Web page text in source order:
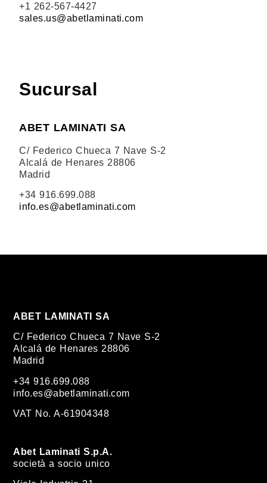
+1 262-567-4427
sales.us@abetlaminati.com
Sucursal
ABET LAMINATI SA
C/ Federico Chueca 7 Nave S-2
Alcalá de Henares 28806
Madrid
+34 916.699.088
info.es@abetlaminati.com
ABET LAMINATI SA
C/ Federico Chueca 7 Nave S-2
Alcalá de Henares 28806
Madrid
+34 916.699.088
info.es@abetlaminati.com
VAT No. A-61904348
Abet Laminati S.p.A.
società a socio unico